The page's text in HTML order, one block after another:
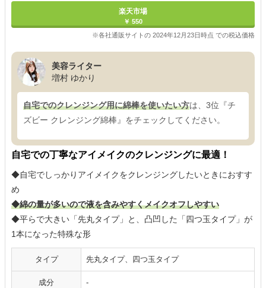
楽天市場
￥ 550
※各社通販サイトの 2024年12月23日時点 での税込価格
美容ライター
増村 ゆかり
自宅でのクレンジング用に綿棒を使いたい方は、3位『チ
ズビー クレンジング綿棒』をチェックしてください。
自宅での丁寧なアイメイクのクレンジングに最適！
◆自宅でしっかりアイメイクをクレンジングしたいときにおすす
め
◆綿の量が多いので液を含みやすくメイクオフしやすい
◆平らで大きい「先丸タイプ」と、凸凹した「四つ玉タイプ」が
1本になった特殊な形
タイプ 先丸タイプ、四つ玉タイプ
成分 -